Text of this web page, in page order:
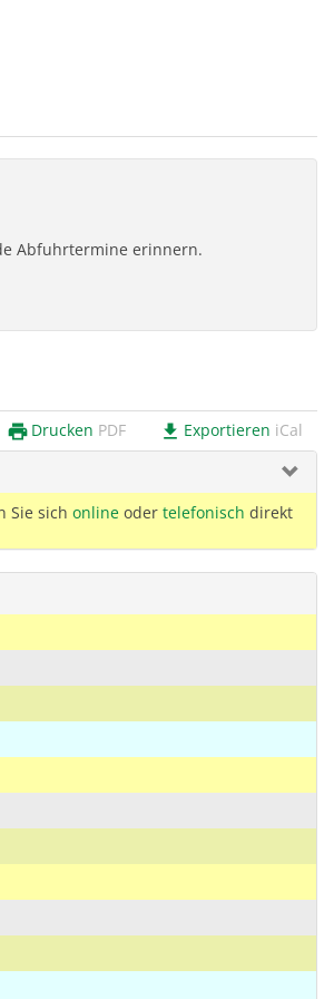
Abfuhrtermine erinnern.
print Drucken PDF download Exportieren iCal
Sie sich onlineoder telefonisch direkt